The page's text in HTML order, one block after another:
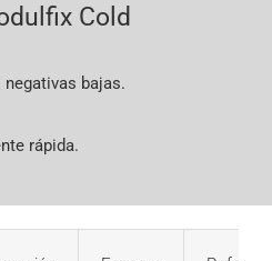
Cold
bajas.
rápida.